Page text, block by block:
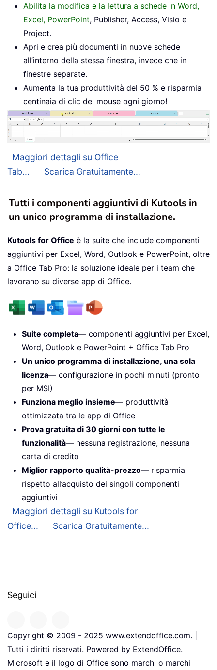
Abilita la modifica e la lettura a schede in Word,
Excel, PowerPoint, Publisher, Access, Visio e
Project.
Apri e crea più documenti in nuove schede
all’interno della stessa finestra, invece che in
finestre separate.
Aumenta la tua produttività del 50 % e risparmia
centinaia di clic del mouse ogni giorno!
Maggiori dettagli su Office
Tab...
Scarica Gratuitamente...
Tutti i componenti aggiuntivi di Kutools in
un unico programma di installazione.
Kutools for Office è la suite che include componenti
aggiuntivi per Excel, Word, Outlook e PowerPoint, oltre
a Office Tab Pro: la soluzione ideale per i team che
lavorano su diverse app di Office.
Suite completa— componenti aggiuntivi per Excel,
Word, Outlook e PowerPoint + Office Tab Pro
Un unico programma di installazione, una sola
licenza— configurazione in pochi minuti (pronto
per MSI)
Funziona meglio insieme— produttività
ottimizzata tra le app di Office
Prova gratuita di 30 giorni con tutte le
funzionalità— nessuna registrazione, nessuna
carta di credito
Miglior rapporto qualità-prezzo— risparmia
rispetto all’acquisto dei singoli componenti
aggiuntivi
Maggiori dettagli su Kutools for
Office...
Scarica Gratuitamente...
Seguici
Copyright © 2009 - 2025 www.extendoffice.com. |
Tutti i diritti riservati. Powered by ExtendOffice.
Microsoft e il logo di Office sono marchi o marchi